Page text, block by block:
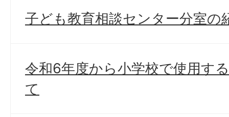
子ども教育相談センター分室の
令和6年度から小学校で使用す
て